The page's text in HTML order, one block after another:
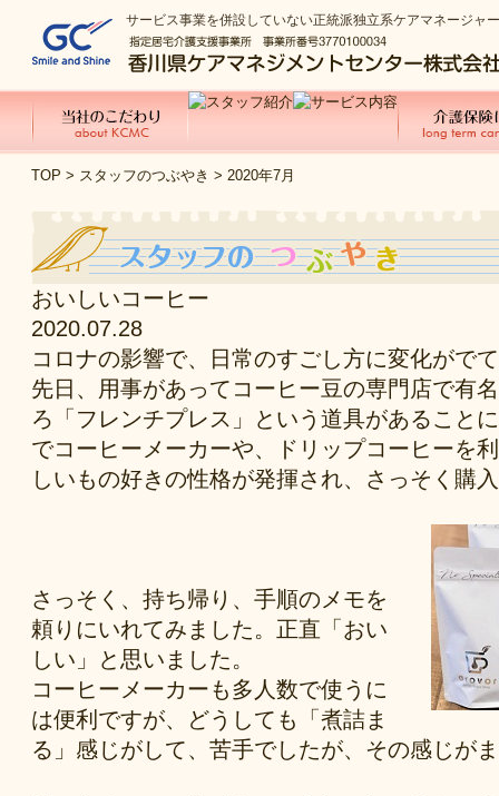
サービス事業を併設していない正統派独立系ケアマネージャ
TOP > スタッフのつぶやき > 2020年7月
おいしいコーヒー
2020.07.28
コロナの影響で、日常のすごし方に変化がで
先日、用事があってコーヒー豆の専門店で有
ろ「フレンチプレス」という道具があること
でコーヒーメーカーや、ドリップコーヒーを
しいもの好きの性格が発揮され、さっそく購
さっそく、持ち帰り、手順のメモを
頼りにいれてみました。正直「おい
しい」と思いました。
コーヒーメーカーも多人数で使うに
は便利ですが、どうしても「煮詰ま
る」感じがして、苦手でしたが、その感じが